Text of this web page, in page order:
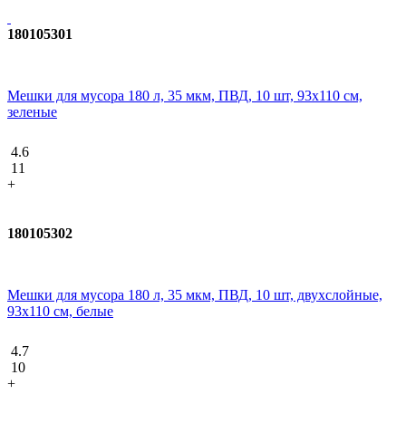
180105301
Мешки для мусора 180 л, 35 мкм, ПВД, 10 шт, 93x110 см,
зеленые
4.6
11
+
180105302
Мешки для мусора 180 л, 35 мкм, ПВД, 10 шт, двухслойные,
93х110 см, белые
4.7
10
+